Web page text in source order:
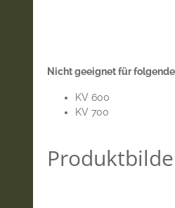
Nicht geeignet für
KV 600
KV 700